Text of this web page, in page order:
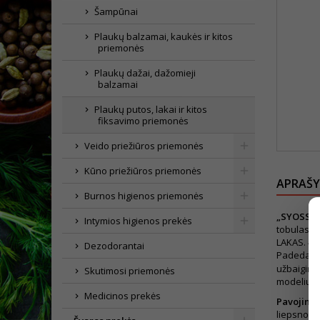
Šampūnai
Plaukų balzamai, kaukės ir kitos
priemonės
Plaukų dažai, dažomieji
balzamai
Plaukų putos, lakai ir kitos
fiksavimo priemonės
Veido priežiūros priemonės
Kūno priežiūros priemonės
Burnos higienos priemonės
Intymios higienos prekės
Dezodorantai
Skutimosi priemonės
Medicinos prekės
„SYOSS“
tobulas
LAKAS.
Padeda
Pavojinga.
liepsnos